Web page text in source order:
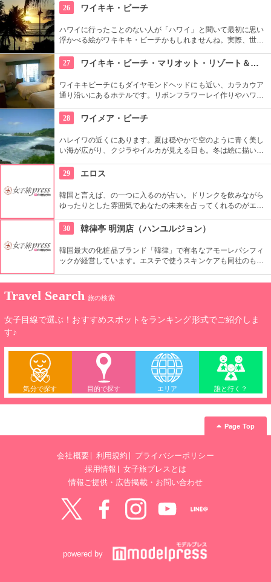
再現したという、バーチャル体験型の水槽も人気です。
26 ワイキキ・ビーチ
ハワイに行ったことのない人が「ハワイ」と聞いて最初に思い
浮かべる絵がワキキキ・ビーチかもしれませんね。実際、世界
ド・ヘッドが広がるビーチを散策し、「ハワイに来た！」を実
感したいものですね。
27 ワイキキ・ビーチ・マリオット・リゾート＆スパ
ワイキキビーチにもダイヤモンドヘッドにも近い、カラカウア
通り沿いにあるホテルです。リボンフラワーレイ作りやハワイ
ワイアンキルトの巨匠が作ったキルト型も買うことができま
す。
28 ワイメア・ビーチ
ハレイワの近くにあります。夏は穏やかで空のように青く美し
い海が広がり、クジラやイルカが見える日も。冬は絵に描いた
ァーたちが集まります。夕日が絶景なことでも知られていま
す。
29 エロス
韓国と言えば、の一つに入るのが占い。ドリンクを飲みながら
ゆったりとした雰囲気であなたの未来を占ってくれるのがエロ
30
韓律亭 明洞店（ハンユルジョン）
韓国最大の化粧品ブランド「韓律」で有名なアモーレパシフィ
ックが経営しています。エステで使うスキンケアも同社のもの
す。
Travel Search 旅の検索
女子目線で選ぶ！おすすめスポットをランキング形式でご紹介しま
す♪
気分で探す 目的で探す エリア 誰と行く？
Page Top
会社概要 利用規約
プライバシーポリシー
採用情報
女子旅プレスとは
情報ご提供・広告掲載・お問い合わせ
powered by